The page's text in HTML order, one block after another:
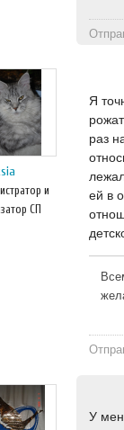
и
СП
Я
раз
ей в
У